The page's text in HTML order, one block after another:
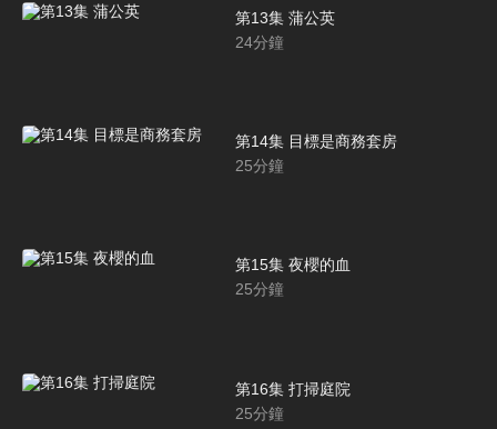
第13集 蒲公英
24分鐘
第14集 目標是商務套房
25分鐘
第15集 夜櫻的血
25分鐘
第16集 打掃庭院
25分鐘